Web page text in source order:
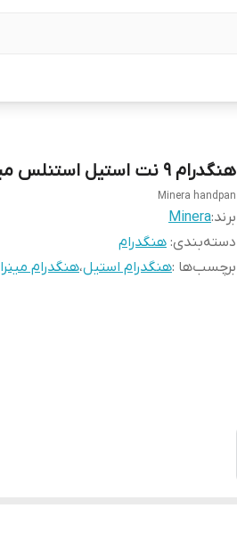
هنگدرام ۹ نت استیل استنلس مینرا مدل نیو کلاسیک
Minera handpan
برند:Minera
دسته‌بندی: هنگدرام
برچسب‌ها :هنگدرام استیل،هنگدرام مینرا